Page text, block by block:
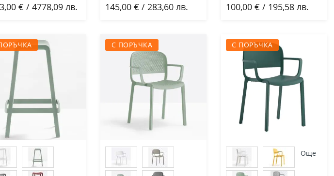
€ / 4778,09 лв.
Добави 145,00 € / 283,60 лв.
Добави 100,00 € / 195,58 лв.
Добави
С ПОРЪЧКА С ПОРЪЧКА
Още